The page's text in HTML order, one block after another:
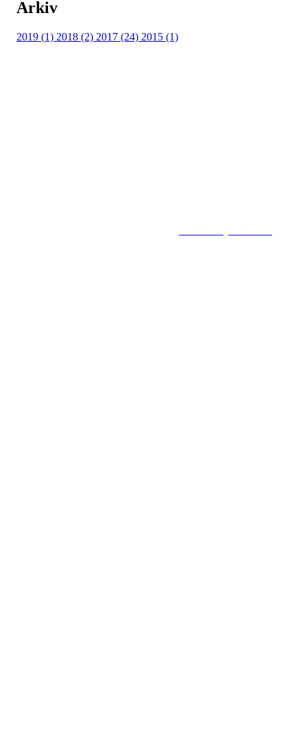
Arkiv
2019 (1) 2018 (2) 2017 (24) 2015 (1)